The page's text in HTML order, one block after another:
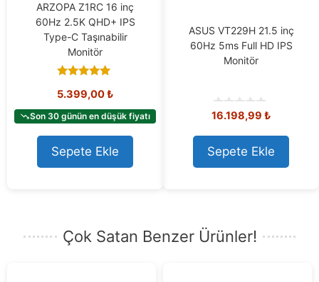
ARZOPA Z1RC 16 inç
60Hz 2.5K QHD+ IPS
Type-C Taşınabilir
Monitör
out of 5
5.399,00₺
Son 30 günün en düşük fiyatı
Sepete Ekle
ASUS VT229H 21.5 inç
60Hz 5ms Full HD IPS
Monitör
0
u
t
o
f
16.198,99 ₺
Sepete Ekle
Çok Satan Benzer Ürünler!